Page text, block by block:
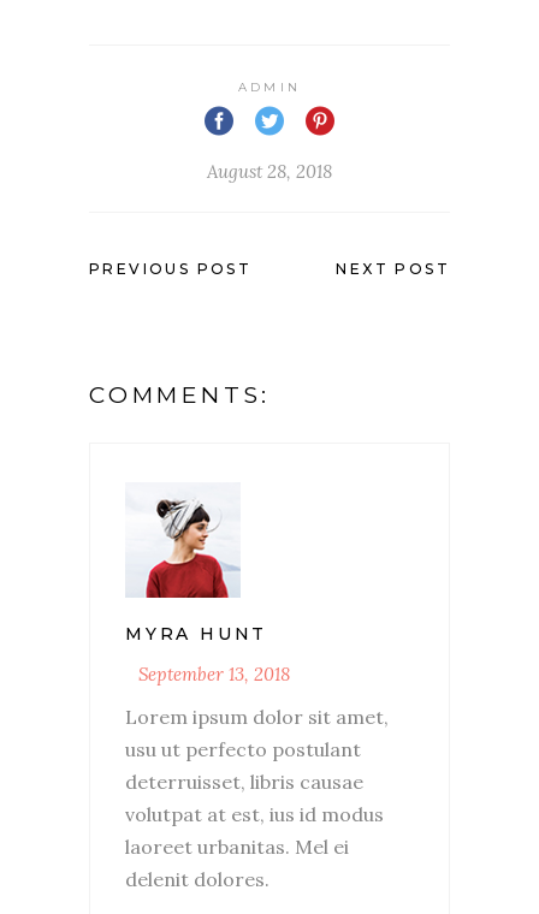
ADMIN
August 28, 2018
PREVIOUS POST NEXT POST
COMMENTS:
MYRA HUNT
September 13, 2018
Lorem ipsum dolor sit amet,
usu ut perfecto postulant
deterruisset, libris causae
volutpat at est, ius id modus
laoreet urbanitas. Mel ei
delenit dolores.